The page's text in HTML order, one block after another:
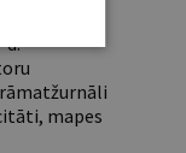
d.
mapes